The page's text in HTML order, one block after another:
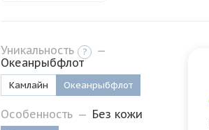
Уникальность ?
—
Океанрыбфлот
Камлайн Океанрыбфлот
Особенность — Без кожи